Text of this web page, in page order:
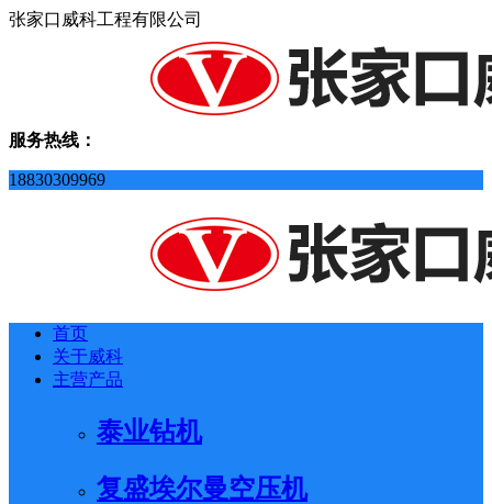
张家口威科工程有限公司
服务热线：
18830309969
首页
关于威科
主营产品
泰业钻机
复盛埃尔曼空压机